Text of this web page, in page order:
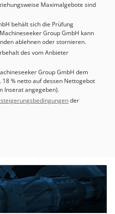
Maximalgebote sind
behält sich die Prüfung
Group GmbH kann
ablehnen oder stornieren.
des vom Anbieter
Group GmbH dem
18 % netto auf dessen Nettogebot
Inserat angegeben).
der